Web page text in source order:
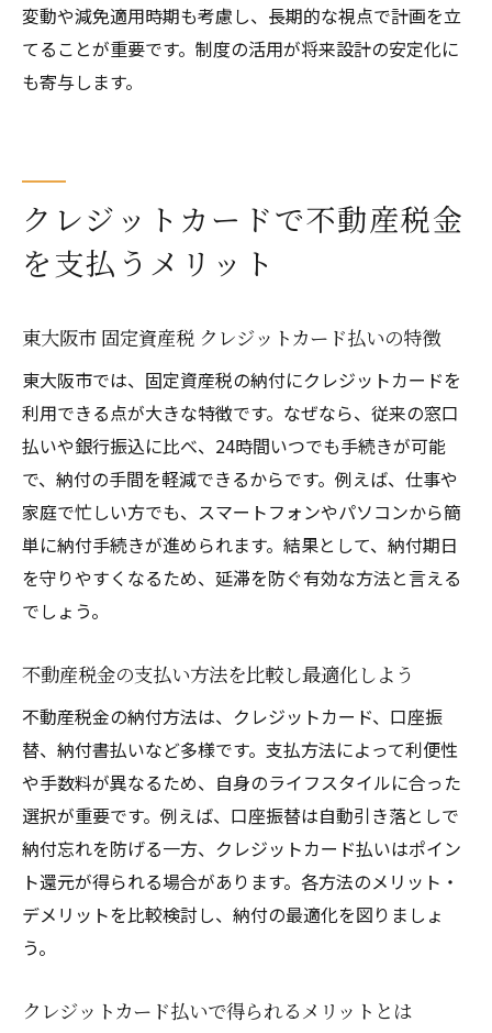
変動や減免適用時期も考慮し、長期的な視点で計画を立
てることが重要です。制度の活用が将来設計の安定化に
も寄与します。
クレジットカードで不動産税金
を支払うメリット
東大阪市 固定資産税 クレジットカード払いの特徴
東大阪市では、固定資産税の納付にクレジットカードを
利用できる点が大きな特徴です。なぜなら、従来の窓口
払いや銀行振込に比べ、24時間いつでも手続きが可能
で、納付の手間を軽減できるからです。例えば、仕事や
家庭で忙しい方でも、スマートフォンやパソコンから簡
単に納付手続きが進められます。結果として、納付期日
を守りやすくなるため、延滞を防ぐ有効な方法と言える
でしょう。
不動産税金の支払い方法を比較し最適化しよう
不動産税金の納付方法は、クレジットカード、口座振
替、納付書払いなど多様です。支払方法によって利便性
や手数料が異なるため、自身のライフスタイルに合った
選択が重要です。例えば、口座振替は自動引き落としで
納付忘れを防げる一方、クレジットカード払いはポイン
ト還元が得られる場合があります。各方法のメリット・
デメリットを比較検討し、納付の最適化を図りましょ
う。
クレジットカード払いで得られるメリットとは